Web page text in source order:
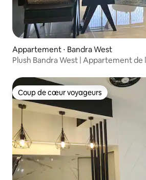
Appartement ⋅ Bandra West
Plush Bandra West | Appartement de
Coup de cœur voyageurs
Coup de cœur voyageurs